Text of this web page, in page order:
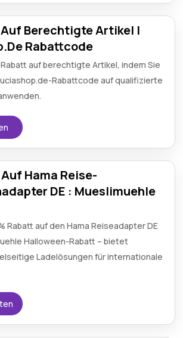
Auf Berechtigte Artikel |
Rabattcode
auf berechtigte Artikel, indem Sie
Rabattcode auf qualifizierte
Hama Reise-
DE : Mueslimuehle
Rabatt auf den Hama Reiseadapter DE
Halloween-Rabatt – bietet
Ladelösungen für internationale